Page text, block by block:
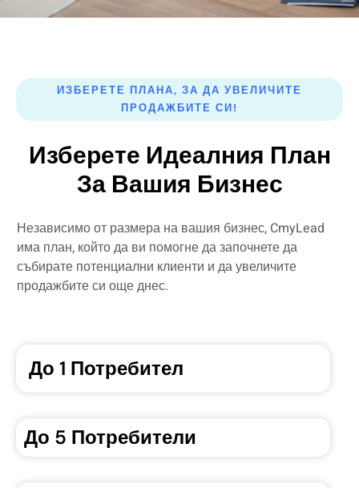
ИЗБЕРЕТЕ ПЛАНА, ЗА ДА УВЕЛИЧИТЕ
ПРОДАЖБИТЕ СИ!
Изберете Идеалния План
За Вашия Бизнес
Независимо от размера на вашия бизнес, CmyLead
има план, който да ви помогне да започнете да
събирате потенциални клиенти и да увеличите
продажбите си още днес.
До 1 Потребител
До 5 Потребители